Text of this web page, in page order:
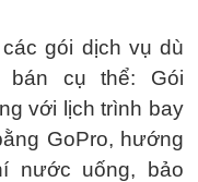
gói dịch vụ dù
bán cụ thể: Gói
với lịch trình bay
GoPro, hướng
nước uống, bảo